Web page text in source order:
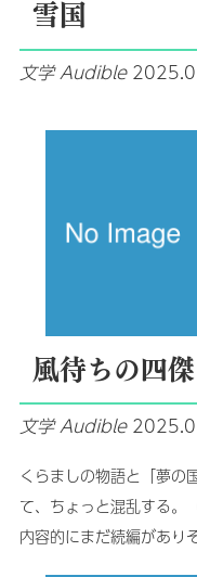
雪国
文学 Audible
風待ちの四
文学 Audible
くらましの物語と「夢の
て、ちょっと混乱する。
内容的にまだ続編があり